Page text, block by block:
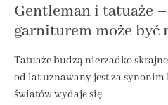
Gentleman i tatuaże
garniturem może być
Tatuaże budzą nierzadko
od lat uznawany jest za synonim
światów wydaje się